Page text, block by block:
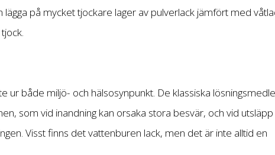
på mycket tjockare lager av pulverlack jämfört med
ur både miljö- och hälsosynpunkt. De klassiska
som vid inandning kan orsaka stora besvär, och vid utsläpp
Visst finns det vattenburen lack, men det är inte alltid en